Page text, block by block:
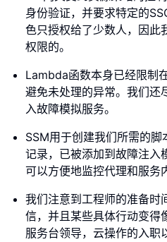
身份验证，并要求特定的
色只授权给了少数人，因此
权限的。
Lambda函数本身已经限制
避免未处理的异常。我们还
入故障模拟服务。
SSM用于创建我们所需的
记录，已被添加到故障注入
可以方便地监控代理和服务
我们注意到工程师的准备时
信，并且某些具体行动变得
服务台领导，云操作的入职